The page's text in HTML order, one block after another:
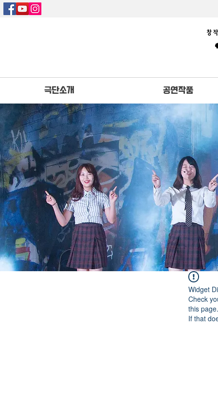
극단소개 공연작품
Widget
Check
this page.
If that